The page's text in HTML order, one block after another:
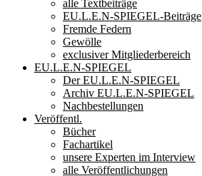
alle Textbeiträge
EU.L.E.N-SPIEGEL-Beiträge
Fremde Federn
Gewölle
exclusiver Mitgliederbereich
EU.L.E.N-SPIEGEL
Der EU.L.E.N-SPIEGEL
Archiv EU.L.E.N-SPIEGEL
Nachbestellungen
Veröffentl.
Bücher
Fachartikel
unsere Experten im Interview
alle Veröffentlichungen